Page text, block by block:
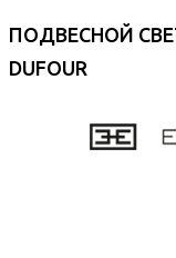
ПОДВЕСНОЙ
DUFOUR